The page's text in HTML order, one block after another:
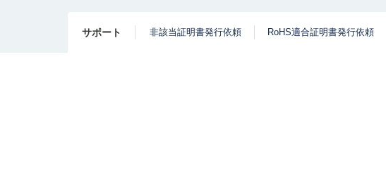
サポート 非該当証明書発行依頼 RoHS適合証明書発行依頼